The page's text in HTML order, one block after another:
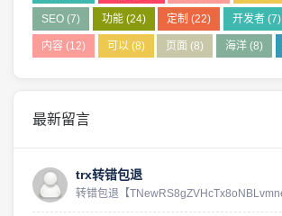
SEO(7) 功能(24) 定制 (22) 开发者 (7)
内容 (12) 可以(8) 页面 (8) 海洋 (8)
最新留言
trx转错包退
转错包退【